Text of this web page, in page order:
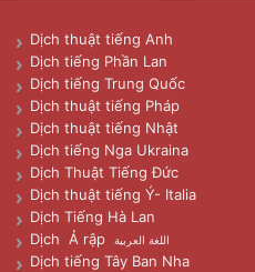
Dịch thuật tiếng Anh
Dịch tiếng Phần Lan
Dịch tiếng Trung Quốc
Dịch thuật tiếng Pháp
Dịch thuật tiếng Nhật
Dịch tiếng Nga Ukraina
Dịch Thuật Tiếng Đức
Dịch thuật tiếng Ý- Italia
Dịch Tiếng Hà Lan
Dịch Ả rập
اللغة العربية
Dịch tiếng Tây Ban Nha